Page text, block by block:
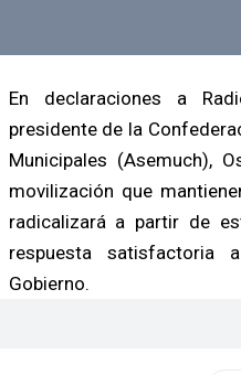
En declaraciones a
presidente de la
Municipales (Asemuch),
movilización que
radicalizará a partir de
respuesta satisfactoria
Gobierno.